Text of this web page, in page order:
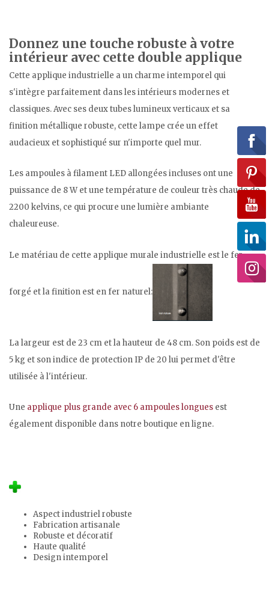
Donnez une touche robuste à votre
intérieur avec cette double applique
Cette applique industrielle a un charme intemporel qui
s'intègre parfaitement dans les intérieurs modernes et
classiques. Avec ses deux tubes lumineux verticaux et sa
finition métallique robuste, cette lampe crée un effet
audacieux et sophistiqué sur n'importe quel mur.
Les ampoules à filament LED allongées incluses ont une
puissance de 8 W et une température de couleur très chaude de
2200 kelvins, ce qui procure une lumière ambiante
chaleureuse.
Le matériau de cette applique murale industrielle est le fer
forgé et la finition est en fer naturel:
La largeur est de 23 cm et la hauteur de 48 cm. Son poids est de
5 kg et son indice de protection IP de 20 lui permet d'être
utilisée à l'intérieur.
Une applique plus grande avec 6 ampoules longues est
également disponible dans notre boutique en ligne.
Aspect industriel robuste
Fabrication artisanale
Robuste et décoratif
Haute qualité
Design intemporel